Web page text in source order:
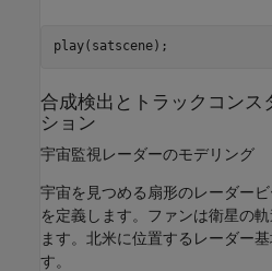
play(satscene);
合成検出とトラックコンス
ション
宇宙監視レーダーのモデリング
宇宙を見つめる扇形のレーダー
を定義します。ファンは衛星の
ます。北米に位置するレーダー
す。